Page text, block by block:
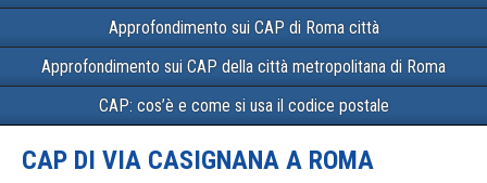
Approfondimento sui CAP di Roma città
Approfondimento sui CAP della città metropolitana di Roma
CAP: cos’è e come si usa il codice postale
CAP DI VIA CASIGNANA A ROMA